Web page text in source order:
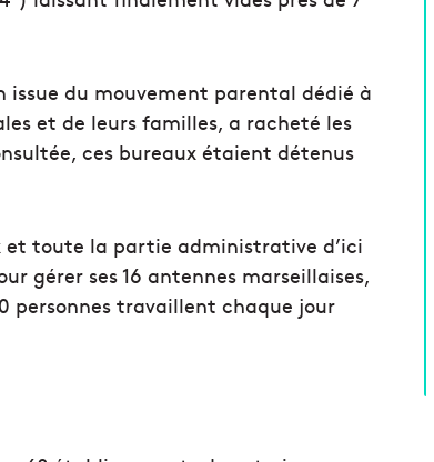
issue du mouvement parental dédié à
et de leurs familles, a racheté les
ces bureaux étaient détenus
et toute la partie administrative d’ici
gérer ses 16 antennes marseillaises,
personnes travaillent chaque jour